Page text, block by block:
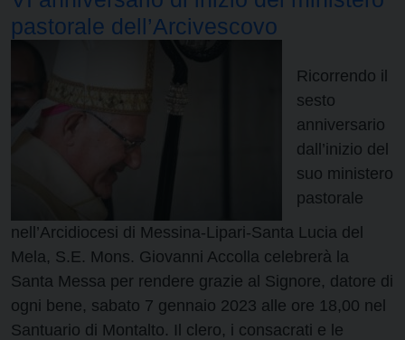
pastorale dell’Arcivescovo
Ricorrendo il
sesto
anniversario
dall’inizio del
suo ministero
pastorale
nell’Arcidiocesi di Messina-Lipari-Santa Lucia del
Mela, S.E. Mons. Giovanni Accolla celebrerà la
Santa Messa per rendere grazie al Signore, datore di
ogni bene, sabato 7 gennaio 2023 alle ore 18,00 nel
Santuario di Montalto. Il clero, i consacrati e le